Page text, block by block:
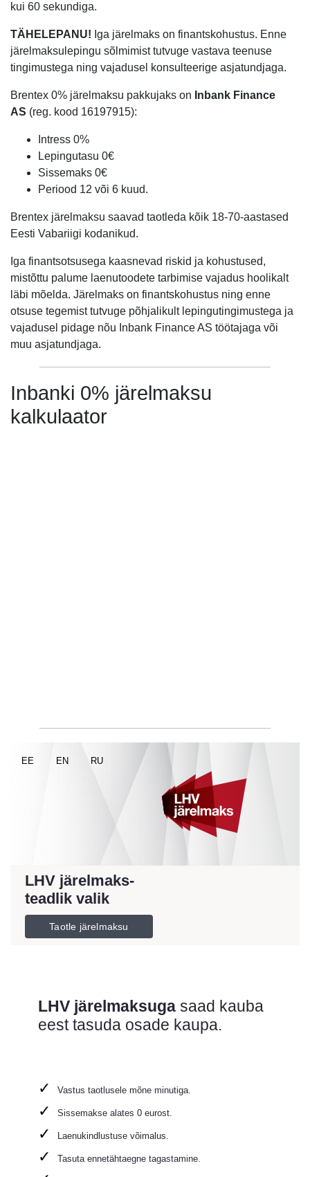
kui 60 sekundiga.
TÄHELEPANU! Iga järelmaks on finantskohustus. Enne
järelmaksulepingu sõlmimist tutvuge vastava teenuse
tingimustega ning vajadusel konsulteerige asjatundjaga.
Brentex 0% järelmaksu pakkujaks on Inbank Finance
AS (reg. kood 16197915):
Intress 0%
Lepingutasu 0€
Sissemaks 0€
Periood 12 või 6 kuud.
Brentex järelmaksu saavad taotleda kõik 18-70-aastased
Eesti Vabariigi kodanikud.
Iga finantsotsusega kaasnevad riskid ja kohustused,
mistõttu palume laenutoodete tarbimise vajadus hoolikalt
läbi mõelda. Järelmaks on finantskohustus ning enne
otsuse tegemist tutvuge põhjalikult lepingutingimustega ja
vajadusel pidage nõu Inbank Finance AS töötajaga või
muu asjatundjaga.
Inbanki 0% järelmaksu
kalkulaator